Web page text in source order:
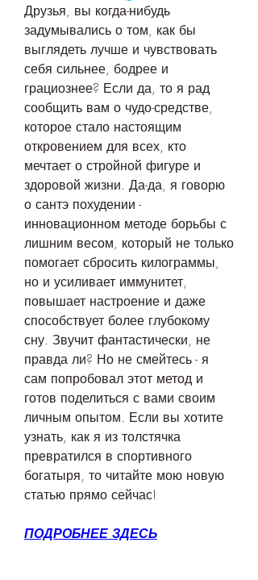
Друзья, вы когда-нибудь
задумывались о том, как бы
выглядеть лучше и чувствовать
себя сильнее, бодрее и
грациознее? Если да, то я рад
сообщить вам о чудо-средстве,
которое стало настоящим
откровением для всех, кто
мечтает о стройной фигуре и
здоровой жизни. Да-да, я говорю
о сантэ похудении -
инновационном методе борьбы с
лишним весом, который не только
помогает сбросить килограммы,
но и усиливает иммунитет,
повышает настроение и даже
способствует более глубокому
сну. Звучит фантастически, не
правда ли? Но не смейтесь - я
сам попробовал этот метод и
готов поделиться с вами своим
личным опытом. Если вы хотите
узнать, как я из толстячка
превратился в спортивного
богатыря, то читайте мою новую
статью прямо сейчас!
ПОДРОБНЕЕ ЗДЕСЬ